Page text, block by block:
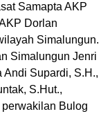
Samapta AKP
Dorlan
Simalungun.
Simalungun Jenri
Andi Supardi, S.H.,
S.Hut.,
Bulog